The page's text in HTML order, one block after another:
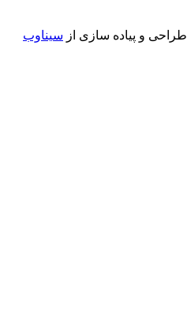
طراحی و پیاده سازی از سیناوب